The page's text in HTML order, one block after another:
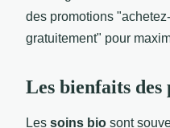
des promotions
gratuitement" pour
Les bienfaits
Les soins bio sont